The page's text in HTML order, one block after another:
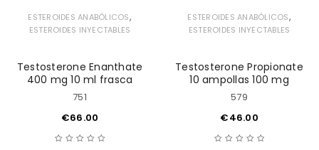
ESTEROIDES ANABÓLICOS,
ESTEROIDES INYECTABLES
Testosterone Enanthate
400 mg 10 ml frasca
751
€66.00
ESTEROIDES ANABÓLICOS,
ESTEROIDES INYECTABLES
Testosterone Propionate
10 ampollas 100 mg
579
€46.00